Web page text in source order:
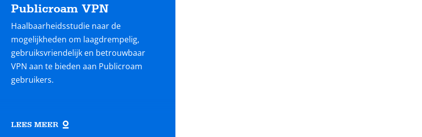
Publicroam VPN
Haalbaarheidsstudie naar de
mogelijkheden om laagdrempelig,
gebruiksvriendelijk en betrouwbaar
VPN aan te bieden aan Publicroam
gebruikers.
LEES MEER